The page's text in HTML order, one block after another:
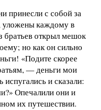
принесли с собой за
уложены каждому в
братьев открыл мешок
но как он сильно
«Подите скорее
— деньги мои
и сказали:
Опечалили они и
их путешествии.